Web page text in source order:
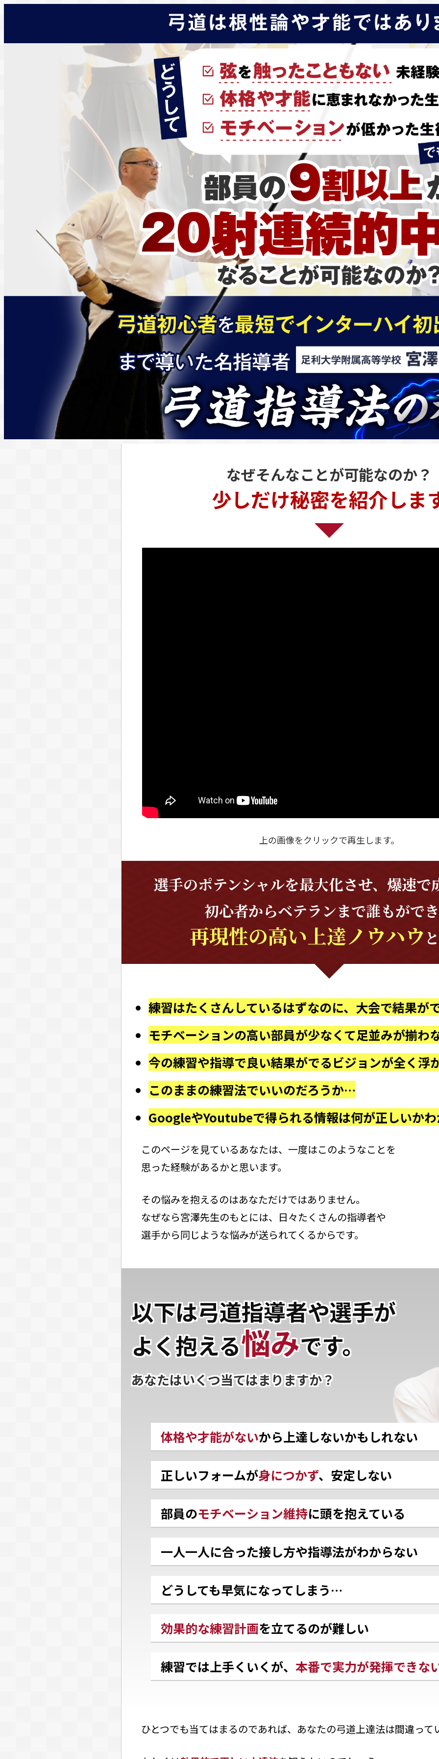
なぜそんなことが可能なのか？
少しだけ秘密を紹介しま
上の画像をクリックで再生します。
選手のポテンシャルを最大化させ、爆速で
初心者からベテランまで誰もがで
再現性の高い 上達ノウハウ
練習はたくさんしているはずなのに、大会で結果が
モチベーションの高い部員が少なくて足並みが揃わ
今の練習や指導で良い結果がでるビジョンが全く浮
このままの練習法でいいのだろうか…
GoogleやYoutubeで得られる情報は何が正しいか
このページを見ているあなたは、一度はこのようなことを
思った経験があるかと思います。
その悩みを抱えるのはあなただけではありません。
なぜなら宮澤先生のもとには、日々たくさんの指導者や
選手から同じような悩みが送られてくるからです。
以下は弓道指導者や選手が
よく抱える悩みです。
あなたはいくつ当てはまりますか？
体格や才能がないから上達しないかもしれない
正しいフォームが身につかず、安定しない
部員のモチベーション維持に頭を抱えている
一人一人に合った接し方や指導法がわからない
どうしても早気になってしまう…
効果的な練習計画を立てるのが難しい
練習では上手くいくが、 本番で実力が発揮できな
ひとつでも当てはまるのであれば、あなたの弓道上達法は間違って